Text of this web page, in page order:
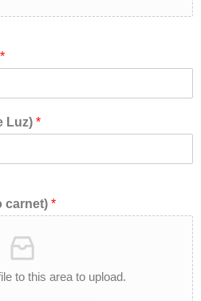
*
Luz) *
carnet) *
to this area to upload.